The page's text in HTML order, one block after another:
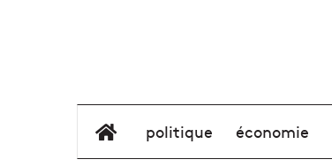
élément de menu
politique économie